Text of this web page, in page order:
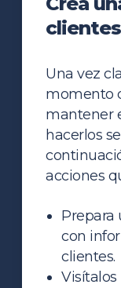
Una vez
momento
mantener
hacerlos
acciones
Prepara
con
clientes.